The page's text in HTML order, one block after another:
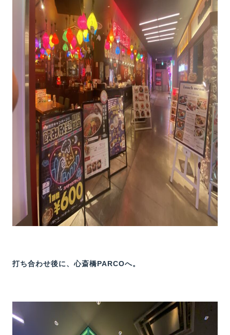
打ち合わせ後に、心斎橋PARCOへ。